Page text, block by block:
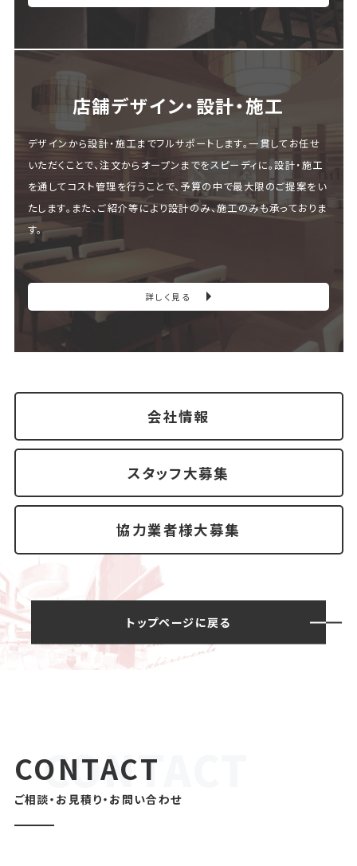
店舗デザイン・設計・施⼯
デザインから設計・施工までフルサポートします。一貫してお任せ
いただくことで、注文からオープンまでをスピーディに。設計・施工
を通してコスト管理を行うことで、予算の中で最大限のご提案をい
たします。また、ご紹介等により設計のみ、施工のみも承っておりま
す。
詳しく見る
会社情報
スタッフ大募集
協力業者様大募集
トップページに戻る
CONTACT
ご相談・お見積り・お問い合わせ